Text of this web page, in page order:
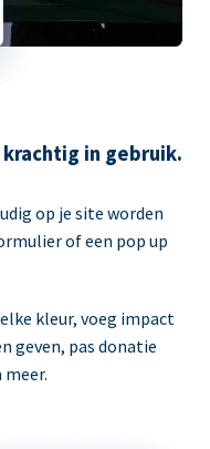
in gebruik.
op je site worden
of een pop up
kleur, voeg impact
geven, pas donatie
meer.